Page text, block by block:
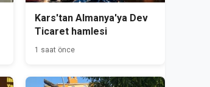
Kars'tan Almanya'ya Dev
Ticaret hamlesi
1 saat önce